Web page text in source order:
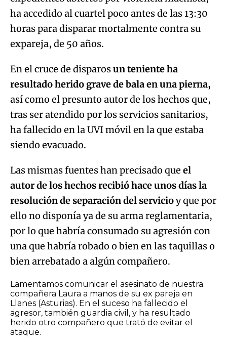
ha accedido al cuartel poco antes de las 13:30
horas para disparar mortalmente contra su
expareja, de 50 años.
En el cruce de disparosun teniente ha
resultado herido grave de bala en una pierna,
así como el presunto autor de los hechos que,
tras ser atendido por los servicios sanitarios,
ha fallecido en la UVI móvil en la que estaba
siendo evacuado.
Las mismas fuentes han precisado que el
autor de los hechos recibió hace unos días la
resolución de separación del servicioy que por
ello no disponía ya de su arma reglamentaria,
por lo que habría consumado su agresión con
una que habría robado o bien en las taquillas o
bien arrebatado a algún compañero.
Lamentamos comunicar el asesinato de nuestra
compañera Laura a manos de su ex pareja en
Llanes (Asturias). En el suceso ha fallecido el
agresor, también guardia civil, y ha resultado
herido otro compañero que trató de evitar el
ataque.